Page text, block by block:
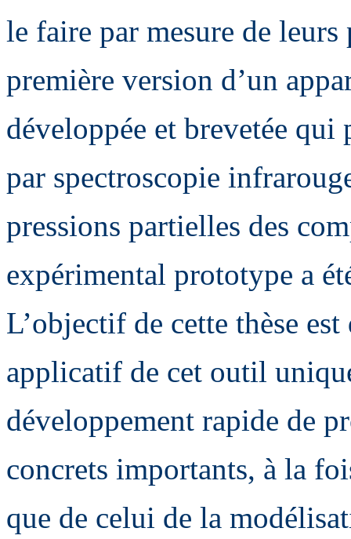
le faire par mesure de
première version d’un
développée et brevetée qui
par spectroscopie
pressions partielles des
expérimental prototype a
L’objectif de cette thèse
applicatif de cet outil
développement rapide de
concrets importants, à la
que de celui de la